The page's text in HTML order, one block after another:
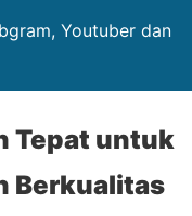
Youtuber dan
Tepat untuk
Berkualitas